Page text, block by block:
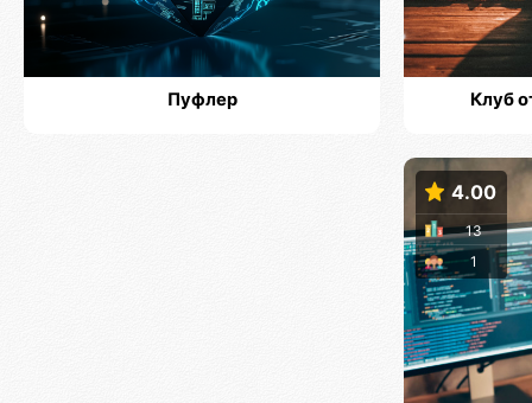
Пуфлер Клуб
4.00
1
13